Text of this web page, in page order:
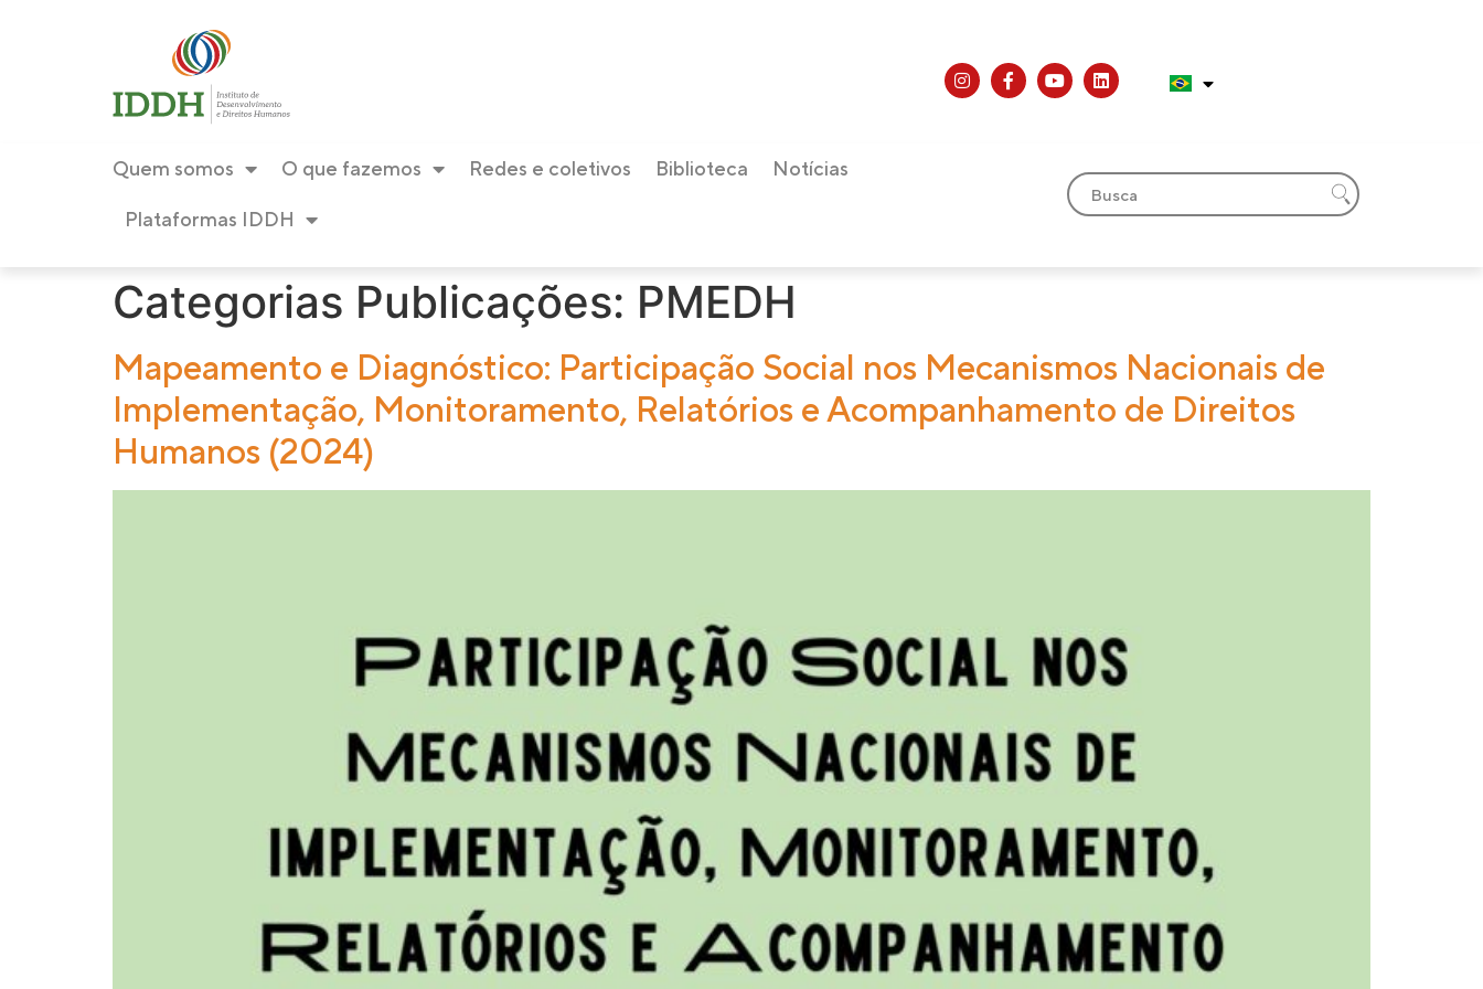
Quem somos O que fazemos Redes e coletivos Biblioteca Notícias
Plataformas IDDH
Categorias Publicações: PMEDH
Mapeamento e Diagnóstico: Participação Social nos Mecanismos Nacionais de
Implementação, Monitoramento, Relatórios e Acompanhamento de Direitos
Humanos (2024)